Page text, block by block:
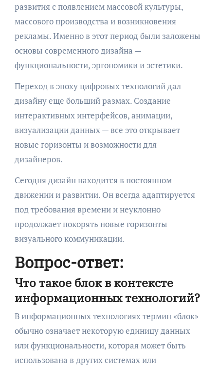
развития с появлением массовой культуры,
массового производства и возникновения
рекламы. Именно в этот период были заложены
основы современного дизайна —
функциональности, эргономики и эстетики.
Переход в эпоху цифровых технологий дал
дизайну еще больший размах. Создание
интерактивных интерфейсов, анимации,
визуализации данных — все это открывает
новые горизонты и возможности для
дизайнеров.
Сегодня дизайн находится в постоянном
движении и развитии. Он всегда адаптируется
под требования времени и неуклонно
продолжает покорять новые горизонты
визуального коммуникации.
Вопрос-ответ:
Что такое блок в контексте
информационных технологий?
В информационных технологиях термин «блок»
обычно означает некоторую единицу данных
или функциональности, которая может быть
использована в других системах или